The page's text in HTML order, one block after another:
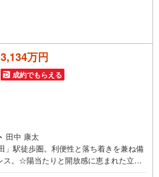
3,134万円
成約でもらえる
田中 康太
」駅徒歩圏。利便性と落ち着きを兼ね備
ス。☆陽当たりと開放感に恵まれた立地